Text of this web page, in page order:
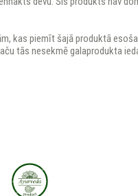
kas piemīt šajā produktā
tās nesekmē galaprodukta